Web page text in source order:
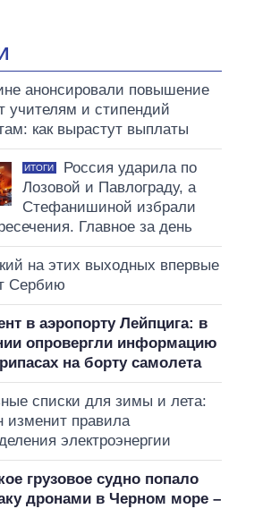
анонсировали повышение
учителям и стипендий
как вырастут выплаты
ИТОГИ
Россия ударила по
Лозовой и Павлограду, а
Стефанишиной избрали
Главное за день
на этих выходных впервые
Сербию
в аэропорту Лейпцига: в
опровергли информацию
на борту самолета
списки для зимы и лета:
изменит правила
электроэнергии
грузовое судно попало
дронами в Черном море –